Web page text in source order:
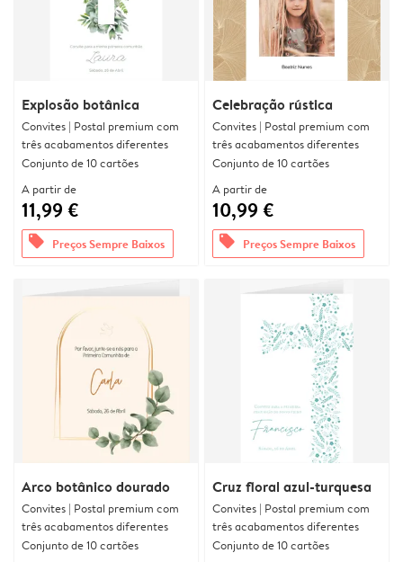
Explosão botânica
Convites | Postal premium com
três acabamentos diferentes
Conjunto de 10 cartões
A partir de
11,99 €
offers Preços Sempre Baixos
Celebração rústica
Convites | Postal premium com
três acabamentos diferentes
Conjunto de 10 cartões
A partir de
10,99 €
offers Preços Sempre Baixos
Arco botânico dourado
Convites | Postal premium com
três acabamentos diferentes
Conjunto de 10 cartões
Cruz floral azul-turquesa
Convites | Postal premium com
três acabamentos diferentes
Conjunto de 10 cartões